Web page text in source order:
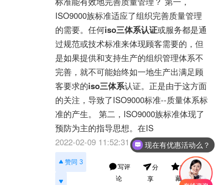
ISO9000族标准适应了组织完善质量管理
的需要。任何iso三体系认证或服务都是通
过规范或技术标准来体现顾客需要的，但
是如果提供和支持生产的组织管理体系不
完善，就不可能始终如一地生产出满足顾
客要求的iso三体系认证。正是由于这方面
的关注，导致了ISO9000标准--质量体系标
准的产生。 第二，ISO9000族标准体现了
预防为主的指导思想。在IS
2022-02-09 11:52:31
赞同 3
写评
论
分
享
收
藏
举
报
现在有优惠活动么？